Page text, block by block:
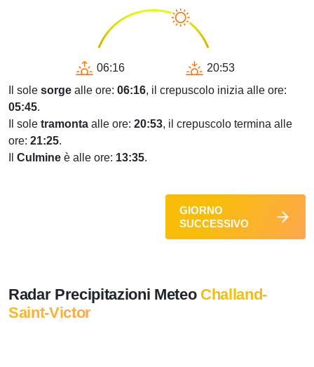
06:16
20:53
Il sole sorge alle ore: 06:16, il crepuscolo inizia alle ore:
05:45.
Il sole tramonta alle ore: 20:53, il crepuscolo termina alle
ore: 21:25.
Culmine è alle ore: 13:35.
GIORNO
SUCCESSIVO
Radar Precipitazioni Meteo Challand-
Saint-Victor